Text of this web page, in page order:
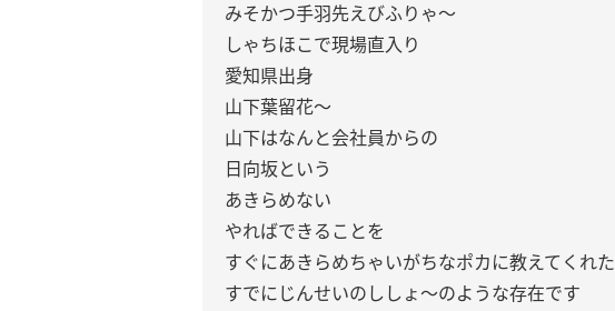
みそかつ手羽先えびふりゃ〜
しゃちほこで現場直入り
愛知県出身
山下葉留花〜
山下はなんと会社員からの
日向坂という
あきらめない
やればできることを
すぐにあきらめちゃいがちなポカに教えてくれた
すでにじんせいのししょ〜のような存在です